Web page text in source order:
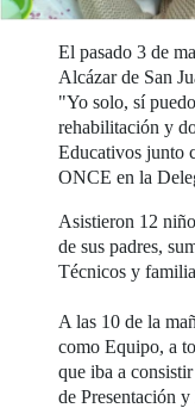
El pasado 3 de
Alcázar de San
"Yo solo, sí
rehabilitación y
Educativos junto
ONCE en la
Asistieron 12
de sus padres,
Técnicos y
A las 10 de la
como Equipo, a
que iba a
de Presentación